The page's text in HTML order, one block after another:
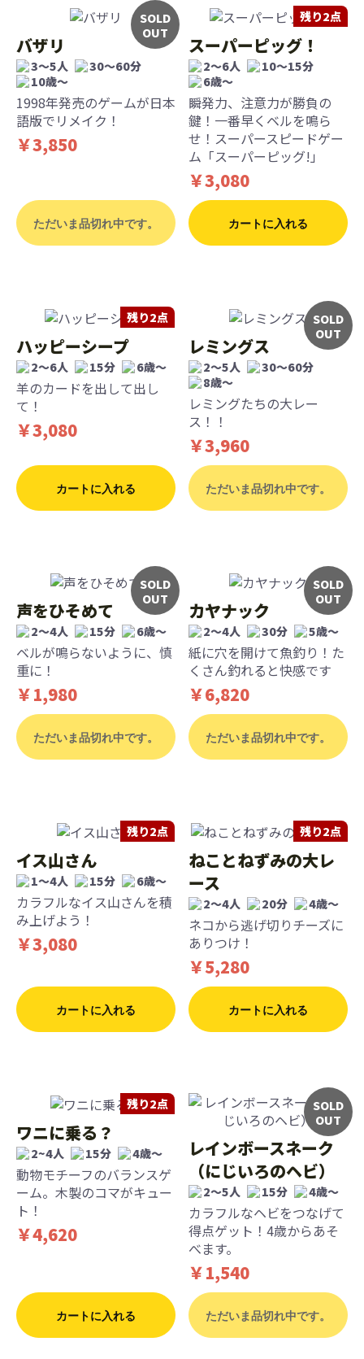
SOLD
OUT
バザリ
3〜5人
30〜60分
10歳〜
1998年発売のゲームが日本
語版でリメイク！
￥3,850
ただいま品切れ中です。
残り2点
スーパーピッグ！
2～6人
10～15分
6歳〜
瞬発力、注意力が勝負の
鍵！一番早くベルを鳴ら
せ！スーパースピードゲー
ム「スーパーピッグ!」
￥3,080
カートに入れる
残り2点
ハッピーシープ
2～6人 15分 6歳〜
羊のカードを出して出し
て！
￥3,080
カートに入れる
SOLD
OUT
レミングス
2～5人
30～60分
8歳〜
レミングたちの大レー
ス！！
￥3,960
ただいま品切れ中です。
SOLD
OUT
声をひそめて
2～4人 15分 6歳〜
ベルが鳴らないように、慎
重に！
￥1,980
ただいま品切れ中です。
SOLD
OUT
カヤナック
2〜4人 30分 5歳〜
紙に穴を開けて魚釣り！た
くさん釣れると快感です
￥6,820
ただいま品切れ中です。
残り2点
イス山さん
1～4人 15分 6歳〜
カラフルなイス山さんを積
み上げよう！
￥3,080
カートに入れる
残り2点
ねことねずみの大レ
ース
2〜4人 20分 4歳〜
ネコから逃げ切りチーズに
ありつけ！
￥5,280
カートに入れる
残り2点
ワニに乗る？
2~4人 15分 4歳〜
動物モチーフのバランスゲ
ーム。木製のコマがキュー
ト！
￥4,620
カートに入れる
SOLD
OUT
レインボースネーク
（にじいろのヘビ）
2～5人 15分 4歳〜
カラフルなヘビをつなげて
得点ゲット！4歳からあそ
べます。
￥1,540
ただいま品切れ中です。